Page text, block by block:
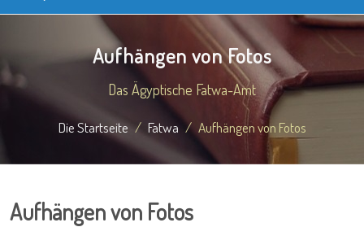
Aufhängen von Fotos
Das Ägyptische Fatwa-Amt
Die Startseite Fatwa Aufhängen von Fotos
Aufhängen von Fotos